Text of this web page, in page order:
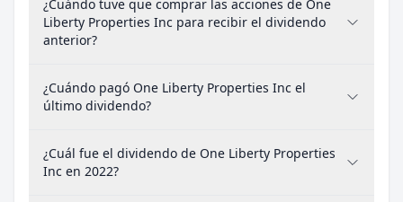
¿Cuándo tuve que comprar las acciones de One
Liberty Properties Inc para recibir el dividendo
anterior?
¿Cuándo pagó One Liberty Properties Inc el
último dividendo?
¿Cuál fue el dividendo de One Liberty Properties
Inc en 2022?